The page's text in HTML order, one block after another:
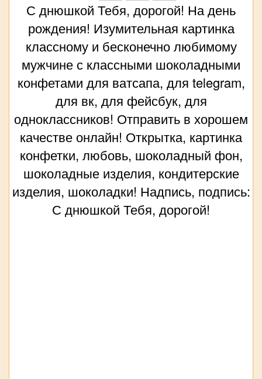
С днюшкой Тебя, дорогой! На день
рождения! Изумительная картинка
классному и бесконечно любимому
мужчине с классными шоколадными
конфетами для ватсапа, для telegram,
для вк, для фейсбук, для
одноклассников! Отправить в хорошем
качестве онлайн! Открытка, картинка
конфетки, любовь, шоколадный фон,
шоколадные изделия, кондитерские
изделия, шоколадки! Надпись, подпись:
С днюшкой Тебя, дорогой!